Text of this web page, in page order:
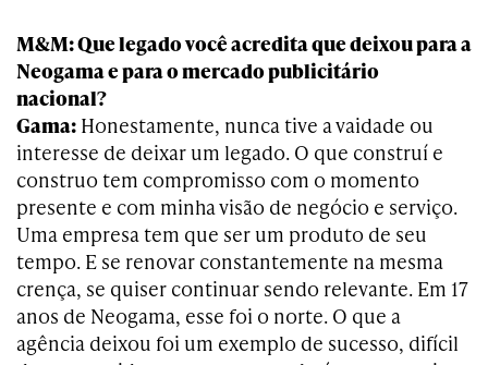
M&M: Que legado você acredita que deixou para a
Neogama e para o mercado publicitário
nacional?
Gama: Honestamente, nunca tive a vaidade ou
interesse de deixar um legado. O que construí e
construo tem compromisso com o momento
presente e com minha visão de negócio e serviço.
Uma empresa tem que ser um produto de seu
tempo. E se renovar constantemente na mesma
crença, se quiser continuar sendo relevante. Em 17
anos de Neogama, esse foi o norte. O que a
agência deixou foi um exemplo de sucesso, difícil